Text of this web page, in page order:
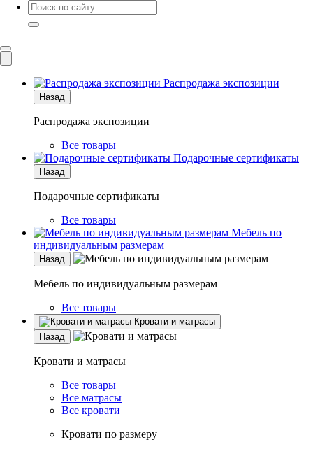
Распродажа экспозиции
Назад
Распродажа экспозиции
Все товары
Подарочные сертификаты
Назад
Подарочные сертификаты
Все товары
Мебель по
индивидуальным размерам
Назад
Мебель по индивидуальным размерам
Все товары
Кровати и матрасы
Назад
Кровати и матрасы
Все товары
Все матрасы
Все кровати
Кровати по размеру